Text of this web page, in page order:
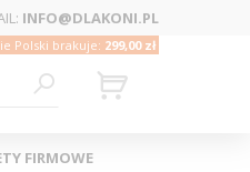
INFO@DLAKONI.PL
Polski brakuje: 299,00 zł
FIRMOWE